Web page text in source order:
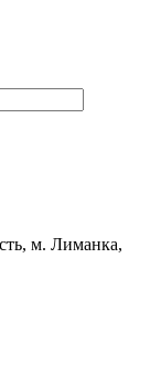
м. Лиманка,